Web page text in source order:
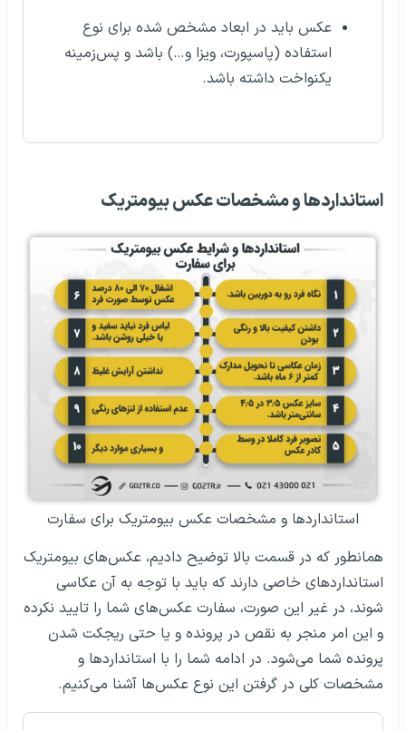
عکس باید در ابعاد مشخص شده برای نوع
استفاده (پاسپورت، ویزا و…) باشد و پس‌زمینه
یکنواخت داشته باشد.
استانداردها و مشخصات عکس بیومتریک
استانداردها و مشخصات عکس بیومتریک برای سفارت
همانطور که در قسمت بالا توضیح دادیم، عکس‌های بیومتریک
استانداردهای خاصی دارند که باید با توجه به آن عکاسی
شوند، در غیر این صورت، سفارت عکس‌های شما را تایید نکرده
و این امر منجر به نقص در پرونده و یا حتی ریجکت شدن
پرونده شما می‌شود. در ادامه شما را با استانداردها و
مشخصات کلی در گرفتن این نوع عکس‌ها آشنا می‌کنیم.